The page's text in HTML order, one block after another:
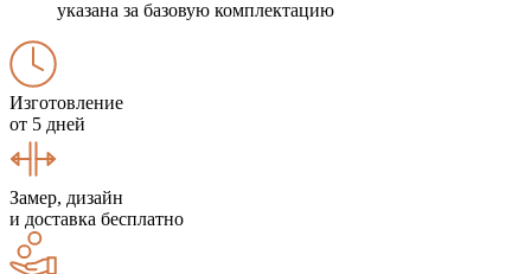
указана за базовую комплектацию
Изготовление
от 5 дней
Замер, дизайн
и доставка бесплатно